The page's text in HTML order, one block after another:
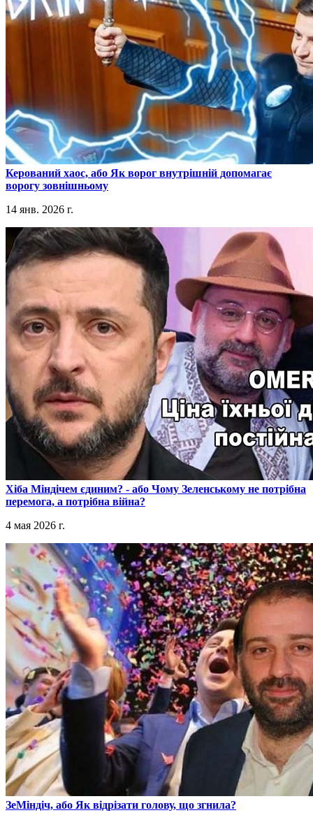
​Керований хаос, або Як ворог внутрішній допомагає
ворогу зовнішньому
14 янв. 2026 г.
​Хіба Міндічем єдиним? - або Чому Зеленському не потрібна
перемога, а потрібна війна?
4 мая 2026 г.
​ЗеМіндіч, або Як відрізати голову, що згнила?